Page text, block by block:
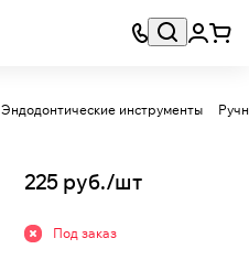
Эндодонтические инструменты
225 руб./шт
Под заказ